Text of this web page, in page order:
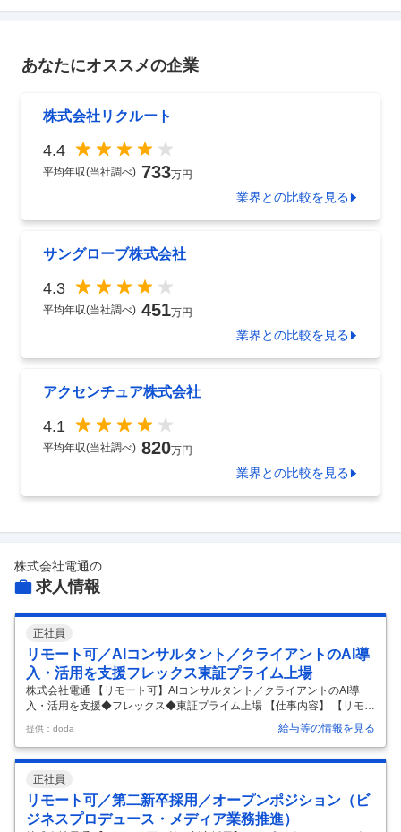
あなたにオススメの企業
株式会社リクルート
4.4
平均年収(当社調べ) 733万円
業界との比較を見る
サングローブ株式会社
4.3
平均年収(当社調べ) 451万円
業界との比較を見る
アクセンチュア株式会社
4.1
平均年収(当社調べ) 820万円
業界との比較を見る
株式会社電通の
求人情報
正社員
リモート可／AIコンサルタント／クライアントのAI導
入・活用を支援フレックス東証プライム上場
株式会社電通 【リモート可】AIコンサルタント／クライアントのAI導
入・活用を支援◆フレックス◆東証プライム上場 【仕事内容】 【リモー
ト可】AIコンサルタント／クライアントのAI導入・活用を支援◆フレッ
クス◆東証プライム上場 【具体的な仕事内容】 【クライアントの抱える
事業課題をAIコンサルタントして支援／広告代理店として日本トップク
ラスのシェアを誇る／働き方改革制度実施】 ■業務概要： 電通が掲げて
いるIntegrated Growth Partnerを実現するべく、ビジネストランスフォ
ーメーションを担って頂けるAIコンサルタントを募集します。 ■業務内
容： 電通ならではのケイパビリティ（ …
提供：doda 給与等の情報を見る
正社員
リモート可／第二新卒採用／オープンポジション（ビ
ジネスプロデュース・メディア業務推進）